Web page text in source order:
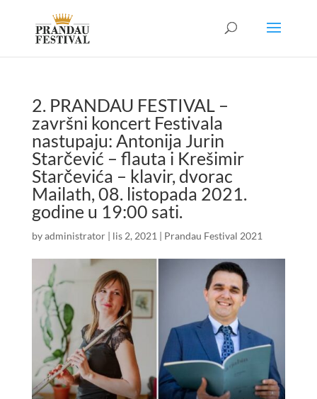
2. PRANDAU FESTIVAL –
završni koncert Festivala
nastupaju: Antonija Jurin
Starčević – flauta i Krešimir
Starčevića – klavir, dvorac
Mailath, 08. listopada 2021.
godine u 19:00 sati.
byadministrator| lis 2, 2021 | Prandau Festival 2021